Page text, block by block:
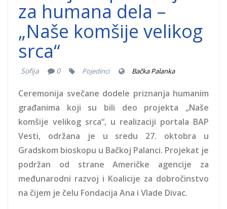
za humana dela –
„Naše komšije velikog
srca“
Sofija 0 Pojedinci Bačka Palanka
Ceremonija svečane dodele priznanja humanim
građanima koji su bili deo projekta „Naše
komšije velikog srca“, u realizaciji portala BAP
Vesti, održana je u sredu 27. oktobra u
Gradskom bioskopu u Bačkoj Palanci. Projekat je
podržan od strane Američke agencije za
međunarodni razvoj i Koalicije za dobročinstvo
na čijem je čelu Fondacija Ana i Vlade Divac.